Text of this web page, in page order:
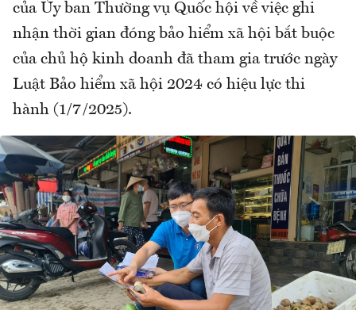
của Ủy ban Thường vụ Quốc hội về việc ghi
nhận thời gian đóng bảo hiểm xã hội bắt buộc
của chủ hộ kinh doanh đã tham gia trước ngày
Luật Bảo hiểm xã hội 2024 có hiệu lực thi
hành (1/7/2025).